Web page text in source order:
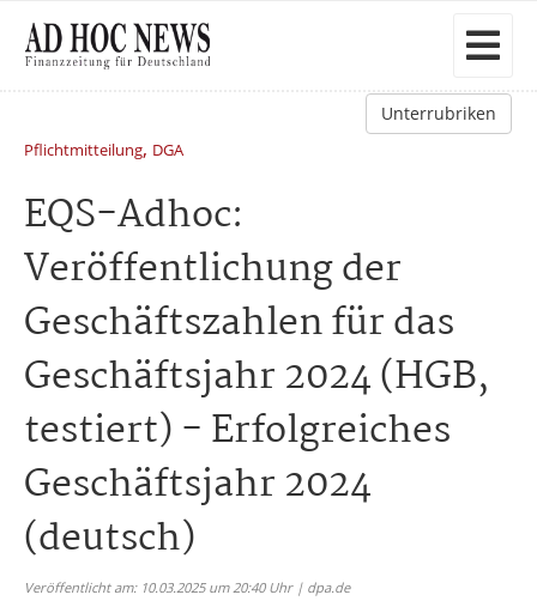
Unterrubriken
Pflichtmitteilung, DGA
EQS-Adhoc:
Veröffentlichung der
Geschäftszahlen für das
Geschäftsjahr 2024 (HGB,
testiert) - Erfolgreiches
Geschäftsjahr 2024
(deutsch)
Veröffentlicht am: 10.03.2025 um 20:40 Uhr | dpa.de